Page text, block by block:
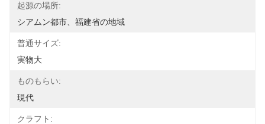
起源の場所:
シアムン都市、福建省の地域
普通サイズ:
実物大
ものもらい:
現代
クラフト: